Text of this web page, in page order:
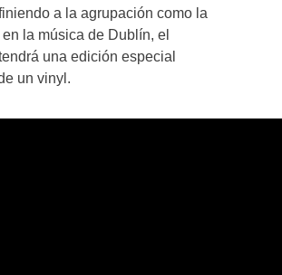
a la agrupación como la
la música de Dublín, el
una edición especial
un vinyl.